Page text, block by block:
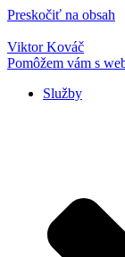
Preskočiť na obsah
Viktor Kováč
Pomôžem vám s
Služby